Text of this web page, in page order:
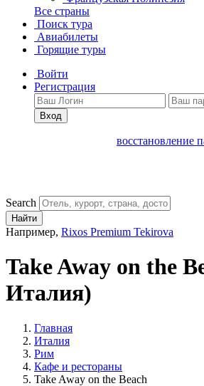
Все страны
Поиск тура
Авиабилеты
Горящие туры
Войти
Регистрация
Вход
восстановление
Search
Найти
Например, Rixos Premium Tekirova
Take Away on the
Италия)
Главная
Италия
Рим
Кафе и рестораны
Take Away on the Beach